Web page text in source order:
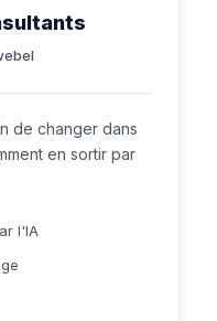
de changer dans
en sortir par
l'IA